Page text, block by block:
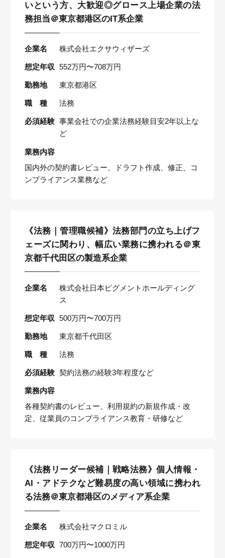
いという方、大歓迎◎グロース上場企業の法
務担当＠東京都港区のIT系企業
企業名 株式会社エクサウィザーズ
想定年収 552万円〜708万円
勤務地 東京都港区
職 種 法務
必須経験 事業会社での企業法務経験目安2年以上な
ど
業務内容
国内外の契約書レビュー、ドラフト作成、修正、コ
ンプライアンス業務など
《法務｜管理職候補》法務部門の立ち上げフ
ェーズに関わり、幅広い業務に携われる＠東
京都千代田区の製造系企業
企業名
株式会社日本ピグメントホールディング
ス
想定年収 500万円〜700万円
勤務地 東京都千代田区
職 種 法務
必須経験 契約法務の経験3年程度など
業務内容
各種契約書のレビュー、利用規約の新規作成・改
定、従業員のコンプライアンス教育・研修など
《法務リーダー候補｜戦略法務》個人情報・
AI・アドテクなど難易度の高い領域に携われ
る法務＠東京都港区のメディア系企業
企業名 株式会社マクロミル
想定年収 700万円〜1000万円